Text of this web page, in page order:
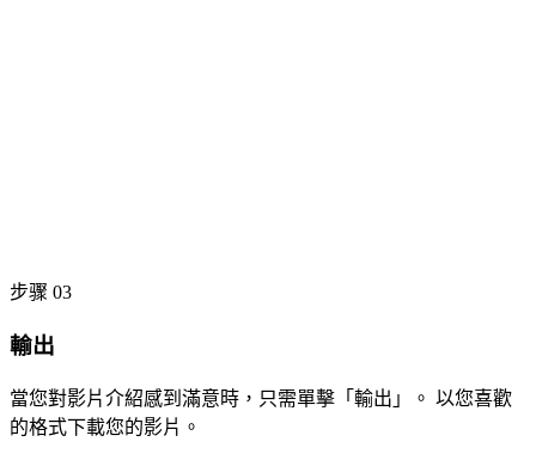
步骤 03
輸出
當您對影片介紹感到滿意時，只需單擊「輸出」。 以您喜歡
的格式下載您的影片。